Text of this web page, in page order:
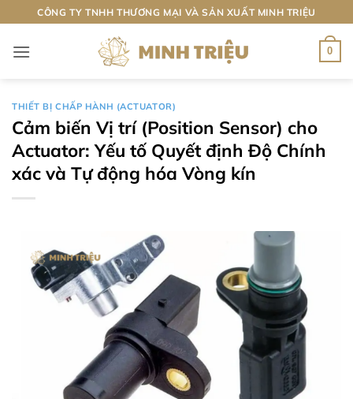
qua
nội
CÔNG TY TNHH THƯƠNG MẠI VÀ SẢN XUẤT MINH TRIỆU
0
THIẾT BỊ CHẤP HÀNH (ACTUATOR)
Cảm biến Vị trí (Position Sensor) cho
Actuator: Yếu tố Quyết định Độ Chính
xác và Tự động hóa Vòng kín